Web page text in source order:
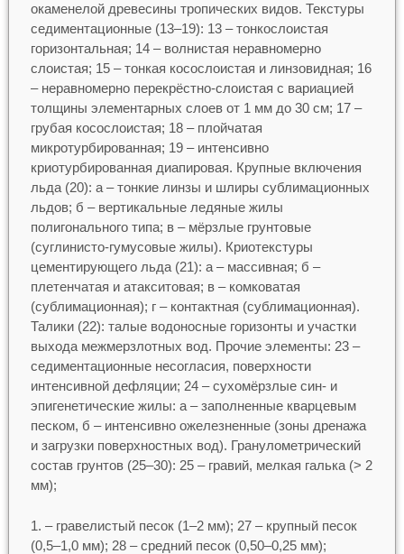
окаменелой древесины тропических видов. Текстуры
седиментационные (13–19): 13 – тонкослоистая
горизонтальная; 14 – волнистая неравномерно
слоистая; 15 – тонкая косослоистая и линзовидная; 16
– неравномерно перекрёстно-слоистая с вариацией
толщины элементарных слоев от 1 мм до 30 см; 17 –
грубая косослоистая; 18 – плойчатая
микротурбированная; 19 – интенсивно
криотурбированная диапировая. Крупные включения
льда (20): а – тонкие линзы и шлиры сублимационных
льдов; б – вертикальные ледяные жилы
полигонального типа; в – мёрзлые грунтовые
(суглинисто-гумусовые жилы). Криотекстуры
цементирующего льда (21): а – массивная; б –
плетенчатая и атакситовая; в – комковатая
(сублимационная); г – контактная (сублимационная).
Талики (22): талые водоносные горизонты и участки
выхода межмерзлотных вод. Прочие элементы: 23 –
седиментационные несогласия, поверхности
интенсивной дефляции; 24 – сухомёрзлые син- и
эпигенетические жилы: а – заполненные кварцевым
песком, б – интенсивно ожелезненные (зоны дренажа
и загрузки поверхностных вод). Гранулометрический
состав грунтов (25–30): 25 – гравий, мелкая галька (> 2
мм);
– гравелистый песок (1–2 мм); 27 – крупный песок
(0,5–1,0 мм); 28 – средний песок (0,50–0,25 мм);